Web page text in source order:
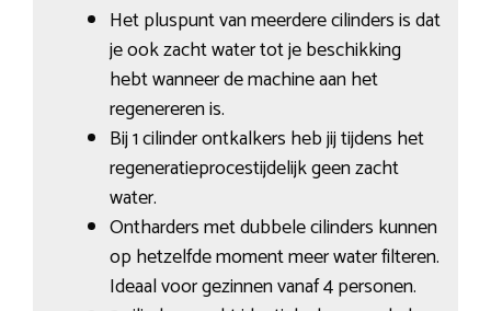
Het pluspunt van meerdere cilinders is dat
je ook zacht water tot je beschikking
hebt wanneer de machine aan het
regenereren is.
Bij 1 cilinder ontkalkers heb jij tijdens het
regeneratieprocestijdelijk geen zacht
water.
Ontharders met dubbele cilinders kunnen
op hetzelfde moment meer water filteren.
Ideaal voor gezinnen vanaf 4 personen.